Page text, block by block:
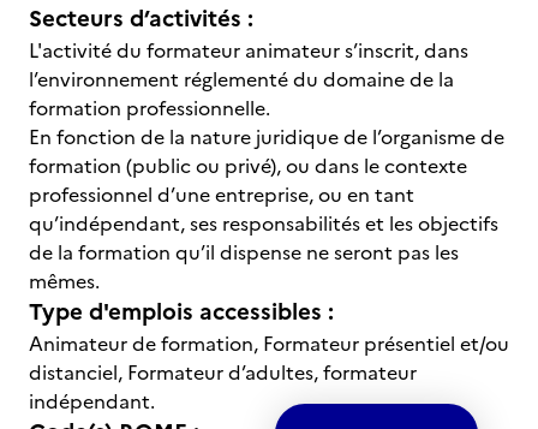
Secteurs d’activités :
L'activité du formateur animateur s’inscrit, dans
l’environnement réglementé du domaine de la
formation professionnelle.
En fonction de la nature juridique de l’organisme de
formation (public ou privé), ou dans le contexte
professionnel d’une entreprise, ou en tant
qu’indépendant, ses responsabilités et les objectifs
de la formation qu’il dispense ne seront pas les
mêmes.
Type d'emplois accessibles :
Animateur de formation, Formateur présentiel et/ou
distanciel, Formateur d’adultes, formateur
indépendant.